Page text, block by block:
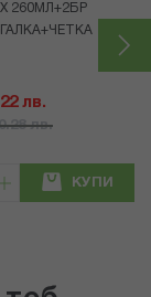
260МЛ+2БР
лв.
лв.
КУПИ